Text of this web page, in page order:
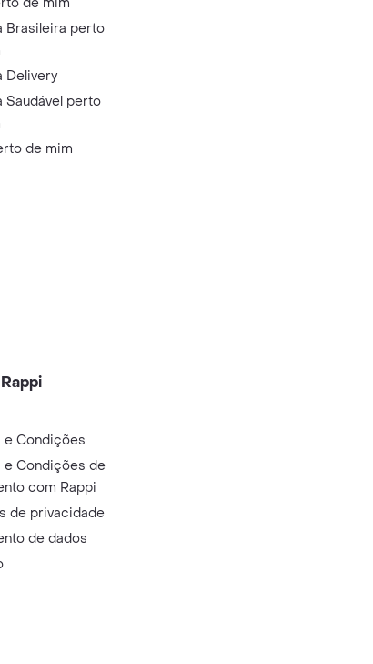
Brasileira perto
Delivery
Saudável perto
de mim
e Condições
e Condições de
com Rappi
de privacidade
de dados